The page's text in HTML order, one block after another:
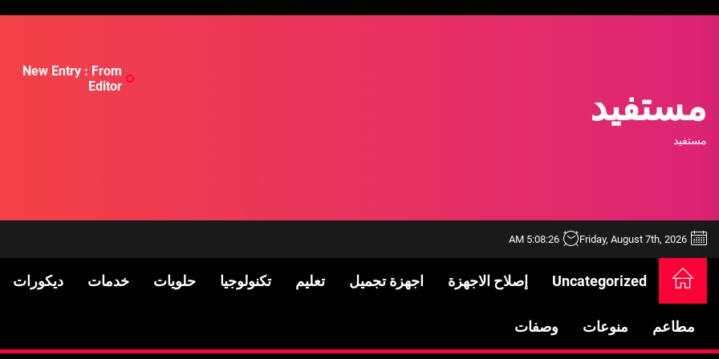
مستفيد
مستفيد
New Entry : From
Editor
Friday, August 7th, 2026
5:08:26 AM
Uncategorized إصلاح الاجهزة اجهزة تجميل تعليم تكنولوجيا حلويات خدمات ديكورات
مطاعم منوعات وصفات
خدمات شركة الجوهرة كلين المتميزة